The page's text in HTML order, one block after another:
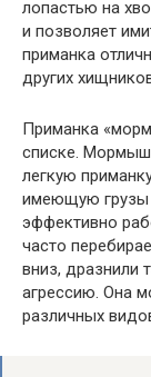
лопастью на
и позволяет
приманка
других
Приманка
списке.
легкую
имеющую грузы
эффективно
часто
вниз, дразнили
агрессию. Она
различных